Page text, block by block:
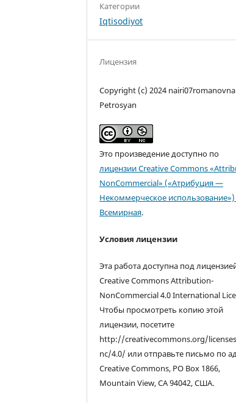
Категории
Iqtisodiyot
Лицензия
Copyright (c) 2024 nairi07romanovna
Petrosyan
Это произведение доступно по
лицензии Creative Commons
NonCommercial» («Атрибуция —
Некоммерческое использование»)
Всемирная.
Условия лицензии
Эта работа доступна под
Creative Commons Attribution-
NonCommercial 4.0 International
Чтобы просмотреть копию этой
лицензии, посетите
http://creativecommons.org/
nc/4.0/ или отправьте письмо по
Creative Commons, PO Box 1866,
Mountain View, CA 94042, США.